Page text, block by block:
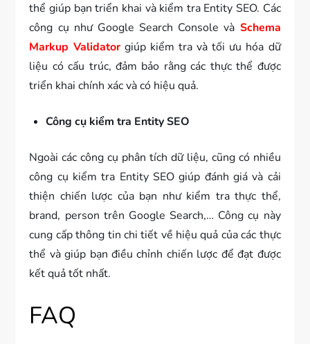
thể giúp bạn triển khai và kiểm tra Entity SEO. Các
công cụ như Google Search Console và Schema
Markup Validatorgiúp kiểm tra và tối ưu hóa dữ
liệu có cấu trúc, đảm bảo rằng các thực thể được
triển khai chính xác và có hiệu quả.
Công cụ kiểm tra Entity SEO
Ngoài các công cụ phân tích dữ liệu, cũng có nhiều
công cụ kiểm tra Entity SEO giúp đánh giá và cải
thiện chiến lược của bạn như kiểm tra thực thể,
brand, person trên Google Search,… Công cụ này
cung cấp thông tin chi tiết về hiệu quả của các thực
thể và giúp bạn điều chỉnh chiến lược để đạt được
kết quả tốt nhất.
FAQ